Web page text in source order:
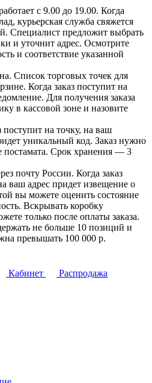
с 9.00 до 19.00. Когда
курьерская служба свяжется
Специалист предложит выбрать
и уточнит адрес. Осмотрите
и соответствие указанной
Список торговых точек для
Когда заказ поступит на
Для получения заказа
в кассовой зоне и назовите
поступит на точку, на ваш
уникальный код. Заказ нужно
постамата. Срок хранения — 3
почту России. Когда заказ
ваш адрес придет извещение о
вы можете оценить состояние
Вскрывать коробку
только после оплаты заказа.
не больше 10 позиций и
превышать 100 000 р.
Кабинет
Распродажа